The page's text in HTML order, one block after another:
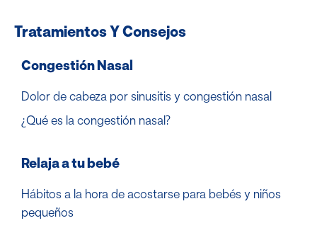
Tratamientos Y Consejos
Congestión Nasal
Dolor de cabeza por sinusitis y congestión nasal
¿Qué es la congestión nasal?
Relaja a tu bebé
Hábitos a la hora de acostarse para bebés y niños
pequeños